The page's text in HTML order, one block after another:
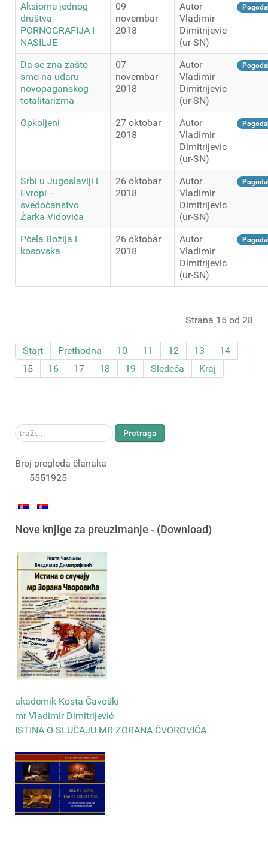
Aksiome jednog
društva -
PORNOGRAFIJA I
NASILJE
09
novembar
2018
Autor
Vladimir
Dimitrijevic
(ur-SN)
Da se zna zašto
smo na udaru
novopaganskog
totalitarizma
07
novembar
2018
Autor
Vladimir
Dimitrijevic
(ur-SN)
Opkoljeni
27 oktobar
2018
Autor
Vladimir
Dimitrijevic
(ur-SN)
Srbi u Jugoslaviji i
Evropi –
svedočanstvo
Žarka Vidovića
26 oktobar
2018
Autor
Vladimir
Dimitrijevic
(ur-SN)
Pčela Božija i
kosovska
26 oktobar
2018
Autor
Vladimir
Dimitrijevic
(ur-SN)
Strana 15 od 28
Start Prethodna 10 11 12 13
14
15
16 17 18 19 Sledeća Kraj
traži... Pretraga
Broj pregleda članaka
5551925
Nove knjige za preuzimanje - (Download)
akademik Kosta Čavoški
mr Vladimir Dimitrijević
ISTINA O SLUČAJU MR ZORANA ČVOROVIĆA